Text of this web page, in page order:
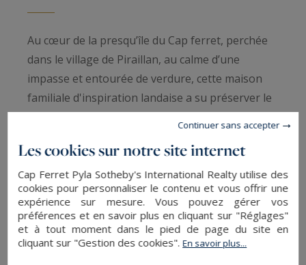
Au cœur de la presqu’île du Cap ferret, perchée
dans le village de Piraillan, au calme d’une
impasse et entourée de verdure, cette maison
familiale d'inspiration landaise a su préserver le
charme des constructions des années 70.
D’une surface d’environ 172 m², elle profite d’une
belle vue dégagée sur la pinède et s’épanouit sur
un vaste terrain arboré, bien exposé, de plus de
1 400 m².
L’emplacement, paisible et préservé, vous
Les cookies sur notre site internet
Cap Ferret Pyla Sotheby's International Realty utilise des
cookies pour personnaliser le contenu et vous offrir une
expérience sur mesure. Vous pouvez gérer vos
préférences et en savoir plus en cliquant sur "Réglages"
et à tout moment dans le pied de page du site en
cliquant sur "Gestion des cookies".En savoir plus...
Continuer sans accepter